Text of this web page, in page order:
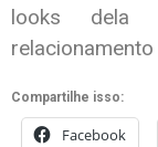
looks dela
Compartilhe isso:
Facebook